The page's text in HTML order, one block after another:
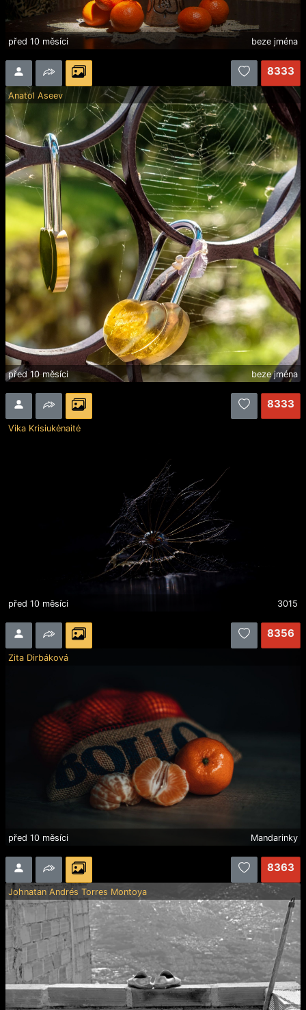
před 10 měsíci beze jména
8333
Anatol Aseev
před 10 měsíci beze jména
8333
Vika Krisiukėnaitė
před 10 měsíci 3015
8356
Zita Dirbáková
před 10 měsíci Mandarinky
8363
Johnatan Andrés Torres Montoya